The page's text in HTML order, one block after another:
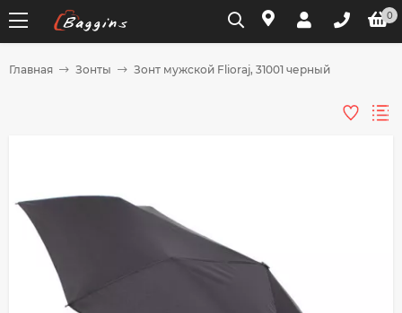
0
Главная Зонты Зонт мужской Flioraj, 31001 черный
без переплат
График платежей